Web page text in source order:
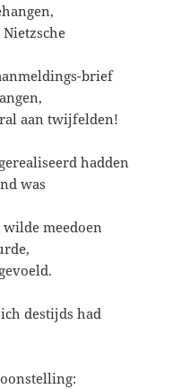
brief
aan twijfelden!
hadden
was
meedoen
destijds had